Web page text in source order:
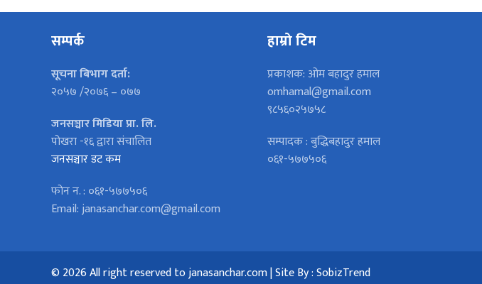
सम्पर्क
सूचना बिभाग दर्ता:
२०५७ /२०७६ – ०७७
जनसञ्चार मिडिया प्रा. लि.
पोखरा -१६ द्वारा संचालित
जनसञ्चार डट कम
फोन न. : ०६१-५७७५०६
Email: janasanchar.com@gmail.com
हाम्रो टिम
प्रकाशक: ओम बहादुर हमाल
omhamal@gmail.com
९८५६०२५७५८
सम्पादक : बुद्धिबहादुर हमाल
०६१-५७७५०६
© 2026 All right reserved to janasanchar.com | Site By :SobizTrend